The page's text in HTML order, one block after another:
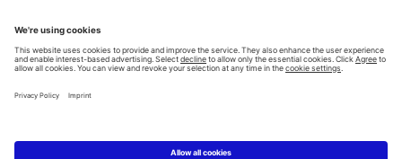
Küvetler
Servis Hizmeti
Malzeme Bilgisi